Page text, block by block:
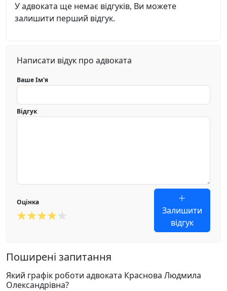
У адвоката ще немає відгуків, Ви можете
залишити перший відгук.
Написати відук про адвоката
Ваше Ім'я
Відгук
Оцінка
Залишити
відгук
Поширені запитання
Який графік роботи адвоката Краснова Людмила
Олександрівна?